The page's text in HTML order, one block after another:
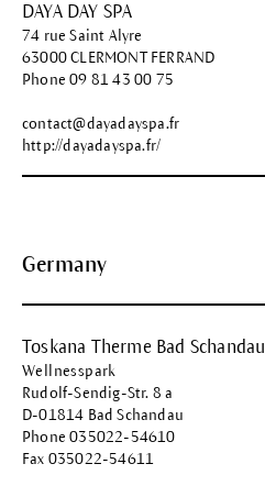
DAYA DAY SPA
74 rue Saint Alyre
63000 CLERMONT FERRAND
Phone 09 81 43 00 75
contact@dayadayspa.fr
http://dayadayspa.fr/
Germany
Toskana Therme Bad Schandau
Wellnesspark
Rudolf-Sendig-Str. 8 a
D-01814 Bad Schandau
Phone 035022-54610
Fax 035022-54611